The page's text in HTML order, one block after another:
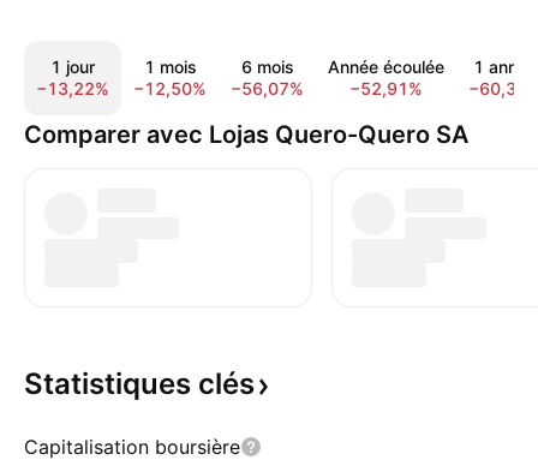
1 jour
−13,22%
1 mois
−12,50%
6 mois
−56,07%
Année écoulée
−52,91%
1 année
Comparer avec Lojas Quero-Quero SA
Statistiques clés
Capitalisation boursière